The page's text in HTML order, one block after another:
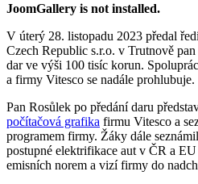
JoomGallery is not installed.
V úterý 28. listopadu 2023 předal
Czech Republic s.r.o. v Trutnově
dar ve výši 100 tisíc korun.
a firmy Vitesco se nadále prohlubuje.
Pan Rosůlek po předání daru
počítačová grafika firmu Vitesco a
programem firmy. Žáky dále
postupné elektrifikace aut v ČR a
emisních norem a vizí firmy do